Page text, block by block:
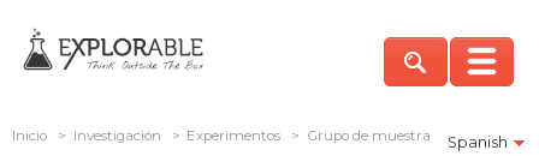
Spanish
Inicio > Investigación > Experimentos > Grupo de muestra